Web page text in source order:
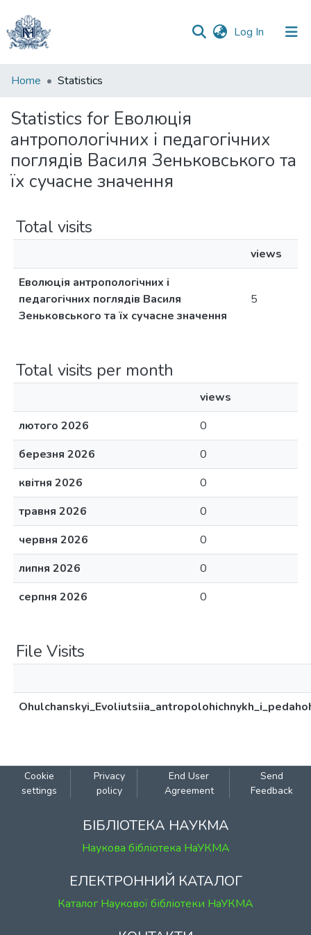
Log In (current)
Communities
Collections
All of DSpace
Home Statistics
Statistics for Еволюція
антропологічних і педагогічних
поглядів Василя Зеньковського та
їх сучасне значення
Total visits
views
Еволюція антропологічних і
педагогічних поглядів Василя
Зеньковського та їх сучасне значення
5
Total visits per month
views
лютого 2026
0
березня 2026
0
квітня 2026
0
травня 2026
0
червня 2026
0
липня 2026
0
серпня 2026
0
File Visits
Cookie
settings
Privacy
policy
End User
Agreement
Send
Feedback
БІБЛІОТЕКА НАУКМА
Наукова бібліотека НаУКМА
ЕЛЕКТРОННИЙ КАТАЛОГ
Каталог Наукової бібліотеки НаУКМА